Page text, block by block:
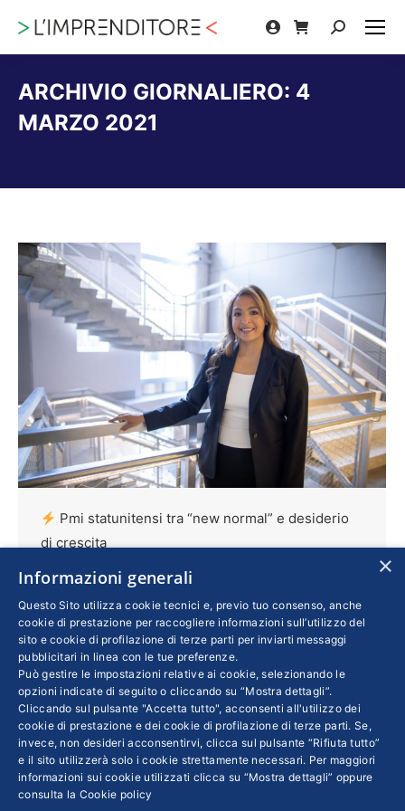
Cerca:
ARCHIVIO GIORNALIERO: 4
MARZO 2021
Pmi statunitensi tra “new normal” e desiderio
di crescita
Esteri DiGIANLUCA FIORINDI
In Florida il programma “Goldman Sachs
10,000 Small Businesses” realizzato in
collaborazione con il Miami Dade College
consente agli imprenditori di acquisire nuove
competenze, ottenere consulenze ad hoc e
conoscere le opportunità di finanziamento
disponibili. Aperto anche a imprenditori
stranieri con attività negli Usa, ne abbiamo
parlato con l’Executive Director Pamela
×
Informazioni generali
Questo Sito utilizza cookie tecnici e, previo tuo consenso, anche
cookie di prestazione per raccogliere informazioni sull’utilizzo del
sito e cookie di profilazione di terze parti per inviarti messaggi
pubblicitari in linea con le tue preferenze.
Può gestire le impostazioni relative ai cookie, selezionando le
opzioni indicate di seguito o cliccando su “Mostra dettagli”.
Cliccando sul pulsante "Accetta tutto", acconsenti all'utilizzo dei
cookie di prestazione e dei cookie di profilazione di terze parti. Se,
invece, non desideri acconsentirvi, clicca sul pulsante “Rifiuta tutto”
e il sito utilizzerà solo i cookie strettamente necessari. Per maggiori
informazioni sui cookie utilizzati clicca su “Mostra dettagli” oppure
consulta la Cookie policy